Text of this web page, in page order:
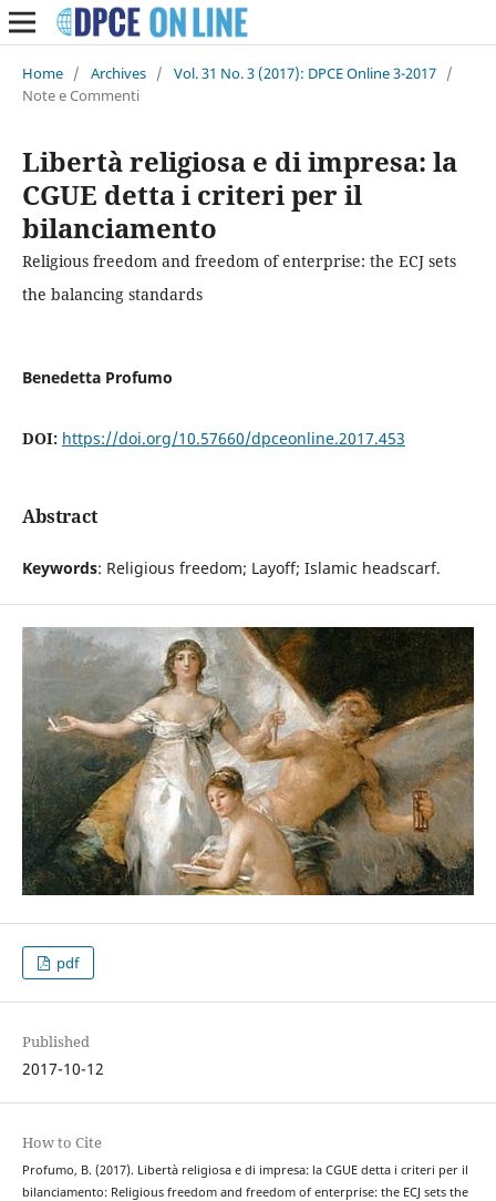
Home / Archives / Vol. 31 No. 3 (2017): DPCE Online 3-2017 /
Note e Commenti
Libertà religiosa e di impresa: la
CGUE detta i criteri per il
bilanciamento
Religious freedom and freedom of enterprise: the ECJ sets
the balancing standards
Benedetta Profumo
DOI: https://doi.org/10.57660/dpceonline.2017.453
Abstract
Keywords: Religious freedom; Layoff; Islamic headscarf.
pdf
Published
2017-10-12
How to Cite
Profumo, B. (2017). Libertà religiosa e di impresa: la CGUE detta i criteri per il
bilanciamento: Religious freedom and freedom of enterprise: the ECJ sets the